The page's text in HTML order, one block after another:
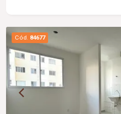
Cód. 84677